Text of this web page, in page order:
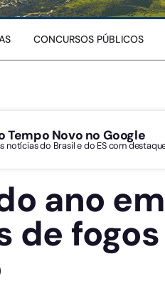
CONCURSOS PÚBLICOS
Tempo Novo no Google
notícias do Brasil e do ES com
ano
de